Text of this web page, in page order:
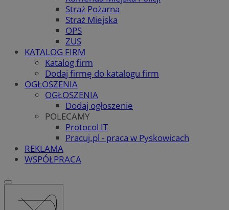
Straż Pożarna
Straż Miejska
OPS
ZUS
KATALOG FIRM
Katalog firm
Dodaj firmę do katalogu firm
OGŁOSZENIA
OGŁOSZENIA
Dodaj ogłoszenie
POLECAMY
Protocol IT
Pracuj.pl - praca w Pyskowicach
REKLAMA
WSPÓŁPRACA